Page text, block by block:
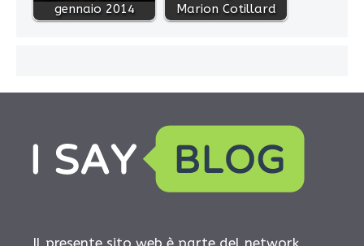
gennaio 2014
Marion Cotillard
Il presente sito web è parte del network